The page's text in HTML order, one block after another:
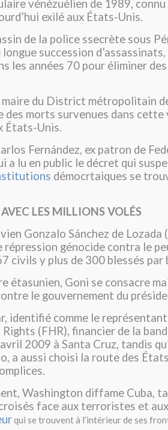
vénézuélien de 1989, connu
exilé aux États-Unis.
de la police ssecrète sous
succession
les années 70 pour éliminer
maire du District métropolitain
des morts survenues dans
États-Unis.
Fernández, ex patron de
a lu en public le décret qui
démocrtaiques se
LES MILLIONS VOLÉS
Gonzalo Sánchez de Lozada
répression génocide contra le
civils y plus de 300 blessés par
étasunien, Goni se consacre
le gouvernement du
identifié comme le
Rights (FHR), financier de la
2009 à Santa Cruz, tandis
a aussi choisi la route des
Washington diffame Cuba,
face aux terroristes et
qui se trouvent à l’intérieur de ses